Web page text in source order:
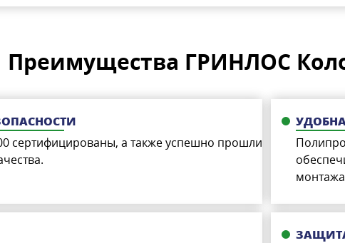
Преимущества ГРИНЛОС
сертифицированы, а также успешно прошли